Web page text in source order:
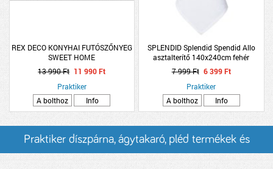
REX DECO KONYHAI FUTÓSZŐNYEG
SWEET HOME
13 990 Ft 11 990 Ft
Praktiker
A bolthoz
Info
SPLENDID Splendid Spendid Allo
asztalterítő 140x240cm fehér
7 999 Ft 6 399 Ft
Praktiker
A bolthoz
Info
Praktiker díszpárna, ágytakaró, pléd termékek és